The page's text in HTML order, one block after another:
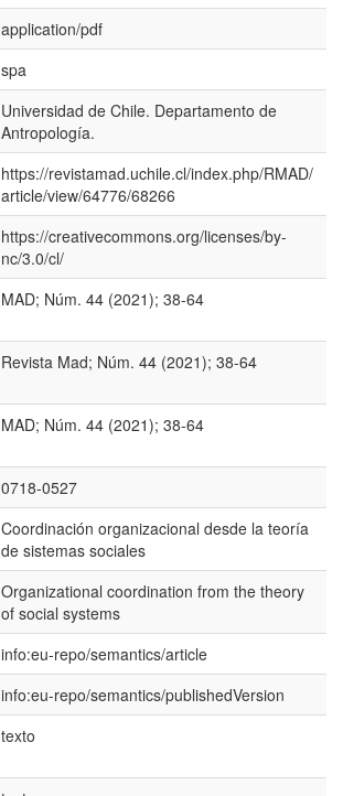
application/pdf
spa
Universidad de Chile. Departamento de
Antropología.
https://revistamad.uchile.cl/index.php/RMAD/
article/view/64776/68266
https://creativecommons.org/licenses/by-
nc/3.0/cl/
MAD; Núm. 44 (2021); 38-64
Revista Mad; Núm. 44 (2021); 38-64
MAD; Núm. 44 (2021); 38-64
0718-0527
Coordinación organizacional desde la teoría
de sistemas sociales
Organizational coordination from the theory
of social systems
info:eu-repo/semantics/article
info:eu-repo/semantics/publishedVersion
texto